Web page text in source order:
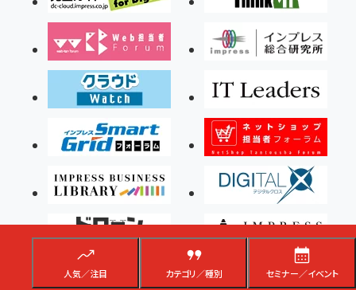
人気／注目 カテゴリ／種別 セミナー／イベント